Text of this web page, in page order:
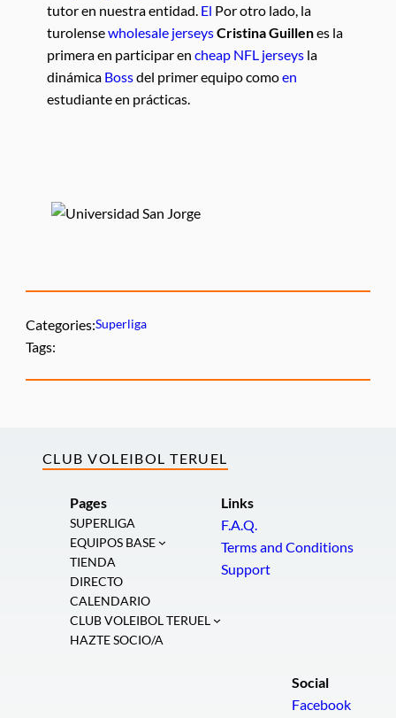
tutor en nuestra entidad. El Por otro lado, la
turolensewholesale jerseysCristina Guillenes la
primera en participar en cheap NFL jerseysla
dinámica Bossdel primer equipo comoen
estudiante en prácticas.
Categories:Superliga
Tags:
CLUB VOLEIBOL TERUEL
Pages
SUPERLIGA
EQUIPOS BASE
TIENDA
DIRECTO
CALENDARIO
CLUB VOLEIBOL TERUEL
HAZTE SOCIO/A
Links
F.A.Q.
Terms and Conditions
Support
Social
Facebook